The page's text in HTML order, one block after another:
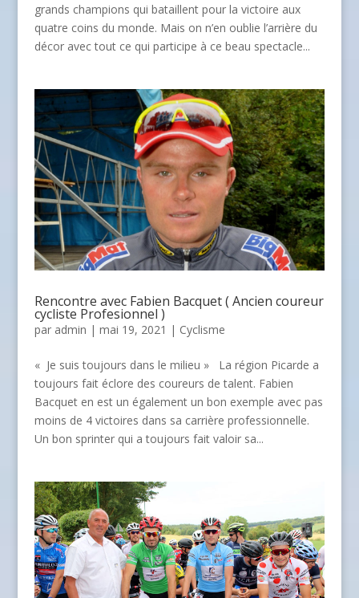
grands champions qui bataillent pour la victoire aux
quatre coins du monde. Mais on n’en oublie l’arrière du
décor avec tout ce qui participe à ce beau spectacle...
Rencontre avec Fabien Bacquet ( Ancien coureur
cycliste Profesionnel )
par admin | mai 19, 2021 | Cyclisme
« Je suis toujours dans le milieu » La région Picarde a
toujours fait éclore des coureurs de talent. Fabien
Bacquet en est un également un bon exemple avec pas
moins de 4 victoires dans sa carrière professionnelle.
Un bon sprinter qui a toujours fait valoir sa...